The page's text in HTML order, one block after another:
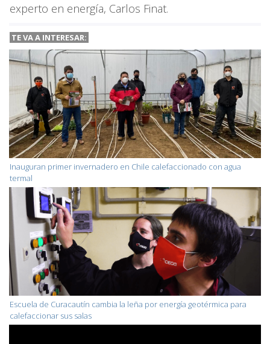
experto en energía, Carlos Finat.
TE VA A INTERESAR:
Inauguran primer invernadero en Chile calefaccionado con agua
termal
Escuela de Curacautín cambia la leña por energía geotérmica para
calefaccionar sus salas